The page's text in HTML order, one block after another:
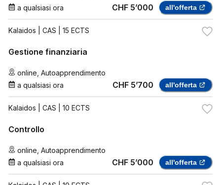
a qualsiasi ora
CHF 5’000 all'offerta
Kalaidos | CAS | 15 ECTS
Gestione finanziaria
online Autoapprendimento
a qualsiasi ora
CHF 5’700 all'offerta
Kalaidos | CAS | 10 ECTS
Controllo
online Autoapprendimento
a qualsiasi ora
CHF 5’000 all'offerta